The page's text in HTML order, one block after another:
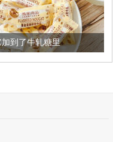
被列入佛家七宝